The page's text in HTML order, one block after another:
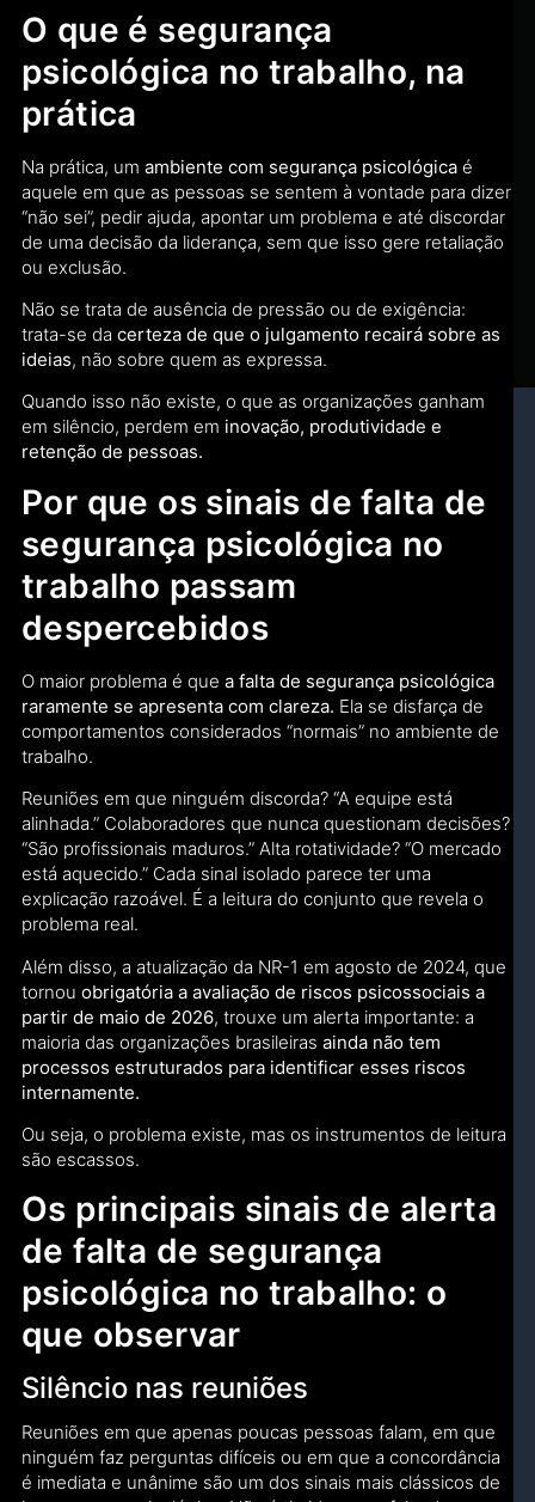
O que é segurança
psicológica no trabalho, na
prática
Na prática, um ambiente com segurança psicológica é
aquele em que as pessoas se sentem à vontade para dizer
“não sei”, pedir ajuda, apontar um problema e até discordar
de uma decisão da liderança, sem que isso gere retaliação
ou exclusão.
Não se trata de ausência de pressão ou de exigência:
trata-se da certeza de que o julgamento recairá sobre as
ideias, não sobre quem as expressa.
Quando isso não existe, o que as organizações ganham
em silêncio, perdem em inovação, produtividade e
retenção de pessoas.
Por que os sinais de falta de
segurança psicológica no
trabalho passam
despercebidos
O maior problema é que a falta de segurança psicológica
raramente se apresenta com clareza. Ela se disfarça de
comportamentos considerados “normais” no ambiente de
trabalho.
Reuniões em que ninguém discorda? “A equipe está
alinhada.” Colaboradores que nunca questionam decisões?
“São profissionais maduros.” Alta rotatividade? “O mercado
está aquecido.” Cada sinal isolado parece ter uma
explicação razoável. É a leitura do conjunto que revela o
problema real.
Além disso, a atualização da NR-1 em agosto de 2024, que
tornou obrigatória a avaliação de riscos psicossociais a
partir de maio de 2026, trouxe um alerta importante: a
maioria das organizações brasileiras ainda não tem
processos estruturados para identificar esses riscos
internamente.
Ou seja, o problema existe, mas os instrumentos de leitura
são escassos.
Os principais sinais de alerta
de falta de segurança
psicológica no trabalho: o
que observar
Silêncio nas reuniões
Reuniões em que apenas poucas pessoas falam, em que
ninguém faz perguntas difíceis ou em que a concordância
é imediata e unânime são um dos sinais mais clássicos de